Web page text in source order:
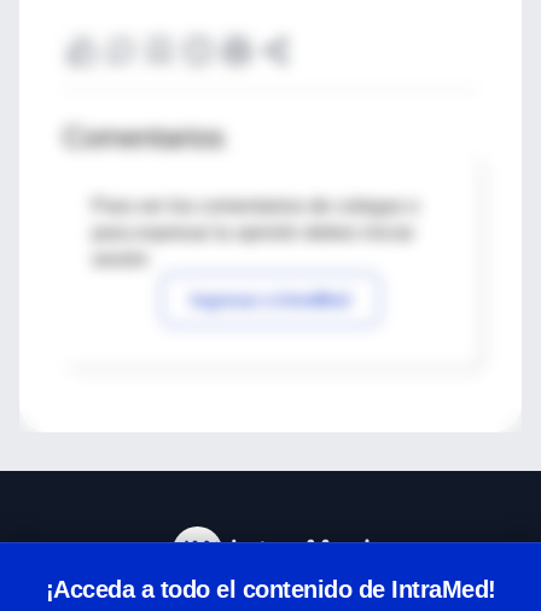
Comentarios
Para ver los comentarios de colegas o
Ingresar a IntraMed
¡Acceda a todo el contenido de IntraMed!